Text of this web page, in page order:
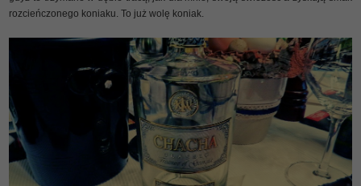
rozcieńczonego koniaku. To już wolę koniak.